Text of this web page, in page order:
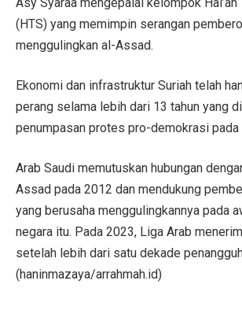
(HTS) yang memimpin serangan
menggulingkan al-Assad.
Ekonomi dan infrastruktur Suriah telah
perang selama lebih dari 13 tahun yang
penumpasan protes pro-demokrasi pada
Arab Saudi memutuskan hubungan
Assad pada 2012 dan mendukung
yang berusaha menggulingkannya pada
negara itu. Pada 2023, Liga Arab
setelah lebih dari satu dekade
(haninmazaya/arrahmah.id)